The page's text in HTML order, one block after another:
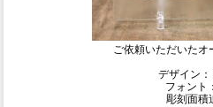
ご依頼いただいたオ
デザイン
フォント
彫刻面積